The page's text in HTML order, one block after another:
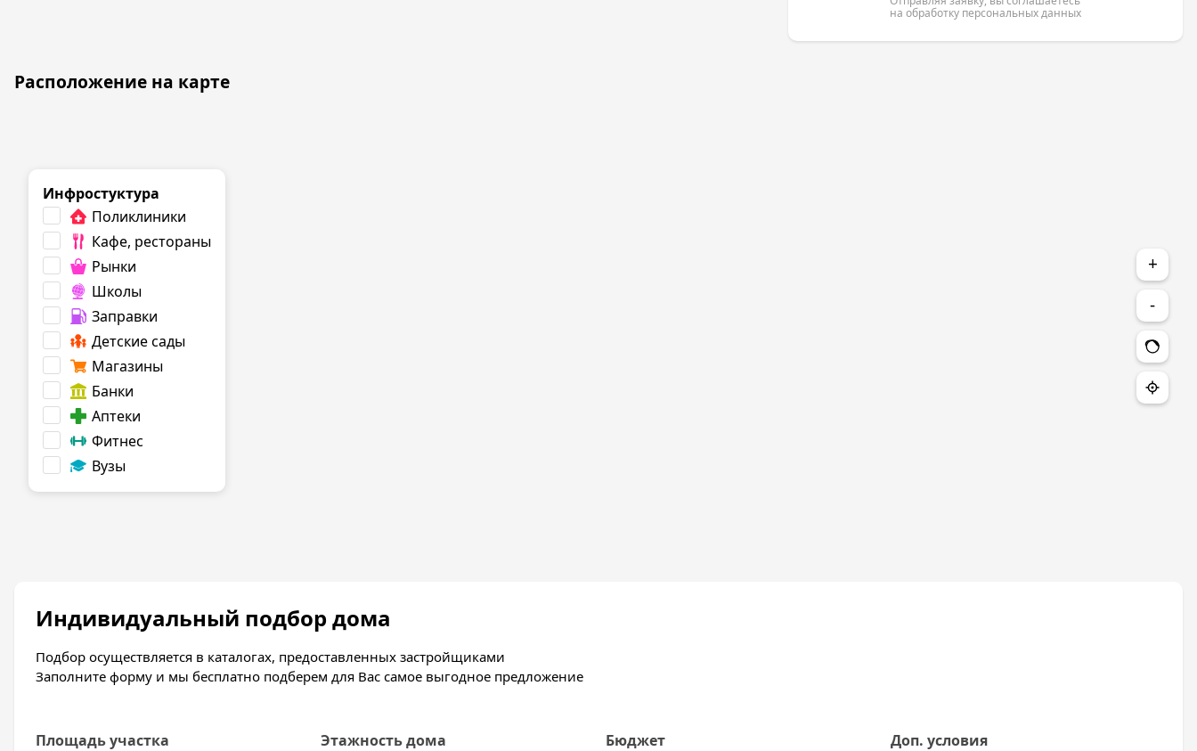
на обработку персональных данных
Расположение на карте
+
-
Инфростуктура
Поликлиники
Кафе, рестораны
Рынки
Школы
Заправки
Детские сады
Магазины
Банки
Аптеки
Фитнес
Вузы
Индивидуальный подбор дома
Подбор осуществляется в каталогах, предоставленных застройщиками
Заполните форму и мы бесплатно подберем для Вас самое выгодное предложение
Площадь участка
Этажность дома
Бюджет
Доп. условия